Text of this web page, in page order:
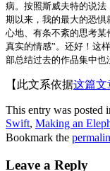
病。按照斯威夫特的说法
期以来，我的最大的恐
心地、有条不紊的思考
真实的情感”。还好！这
部总结过去的作品集中也
【此文系依据这篇文
This entry was posted
Swift, Making an
Bookmark the
Leave a Reply